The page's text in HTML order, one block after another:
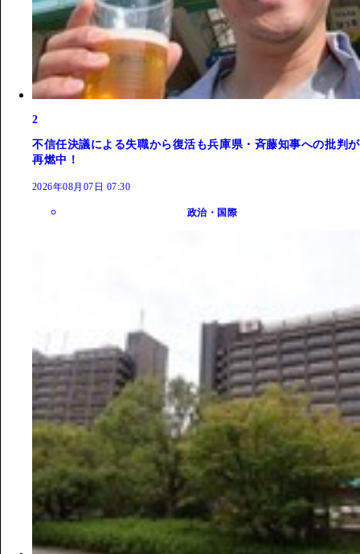
2
不信任決議による失職から復活も兵庫県・斉藤知事への批判が
再燃中！
2026年08月07日 07:30
政治・国際